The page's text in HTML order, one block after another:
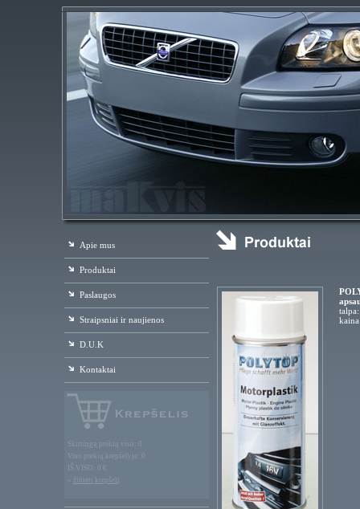
Apie mus
Produktai
Paslaugos
Straipsniai ir naujienos
D.U.K
Kontaktai
Skirtingų prekių viso: 0
Viso prekių krepšelyje: 0
IŠ VISO: 0 €
» žiūrėti krepšelį